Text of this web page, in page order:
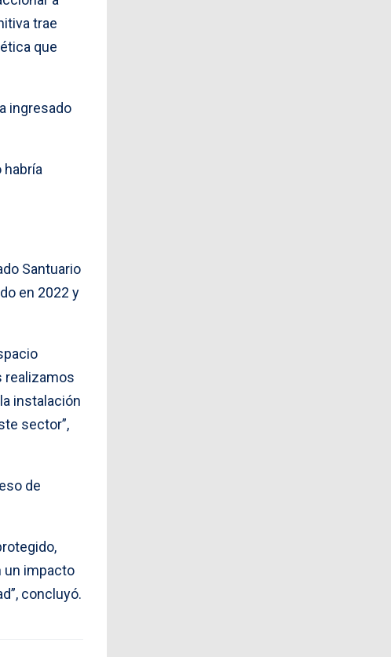
trae
que
ingresado
Santuario
en 2022 y
realizamos
instalación
sector”,
de
un impacto
concluyó.